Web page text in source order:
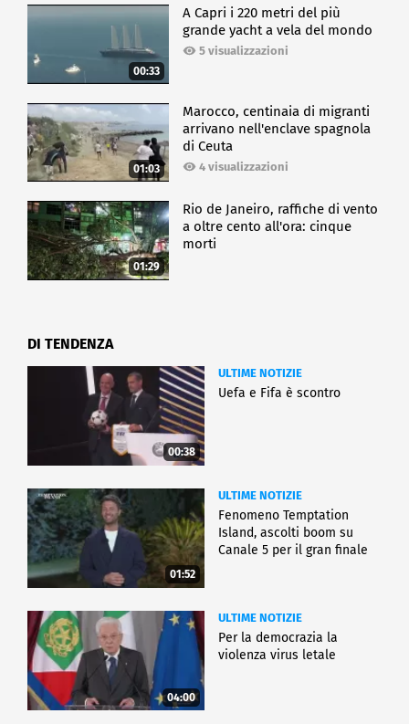
00:33
A Capri i 220 metri del più
grande yacht a vela del mondo
5 visualizzazioni
01:03
Marocco, centinaia di migranti
arrivano nell'enclave spagnola
di Ceuta
4 visualizzazioni
01:29
Rio de Janeiro, raffiche di vento
a oltre cento all'ora: cinque
morti
DI TENDENZA
00:38
ULTIME NOTIZIE
Uefa e Fifa è scontro
01:52
ULTIME NOTIZIE
Fenomeno Temptation
Island, ascolti boom su
Canale 5 per il gran finale
04:00
ULTIME NOTIZIE
Per la democrazia la
violenza virus letale